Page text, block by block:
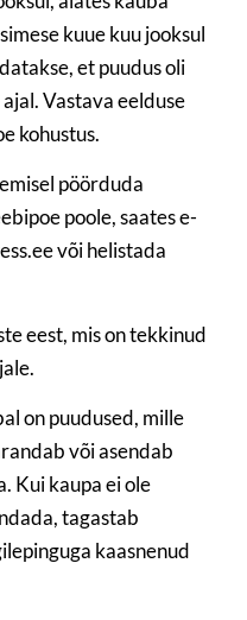
kuue kuu jooksul
et puudus oli
Vastava eelduse
kohustus.
pöörduda
poole, saates e-
või helistada
eest, mis on tekkinud
on puudused, mille
või asendab
Kui kaupa ei ole
tagastab
kaasnenud